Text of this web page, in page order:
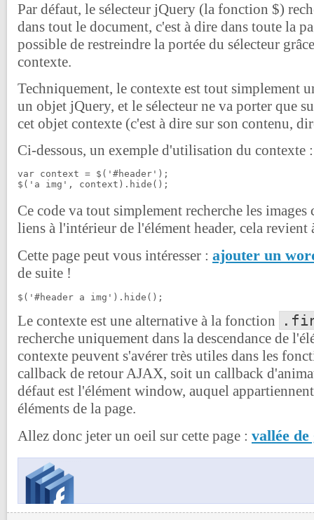
Par défaut, le sélecteur jQuery (la fonction $)
dans tout le document, c'est à dire dans toute la
possible de restreindre la portée du sélecteur
contexte.
Techniquement, le contexte est tout simplement
un objet jQuery, et le sélecteur ne va porter que
cet objet contexte (c'est à dire sur son contenu,
Ci-dessous, un exemple d'utilisation du contexte :
var context = $('#header');
$('a img', context).hide();
Ce code va tout simplement recherche les images
liens à l'intérieur de l'élément header, cela revient
Cette page peut vous intéresser : ajouter un
de suite !
$('#header a img').hide();
Le contexte est une alternative à la fonction
recherche uniquement dans la descendance de
contexte peuvent s'avérer très utiles dans les
callback de retour AJAX, soit un callback
défaut est l'élément window, auquel
éléments de la page.
Allez donc jeter un oeil sur cette page : vallée de